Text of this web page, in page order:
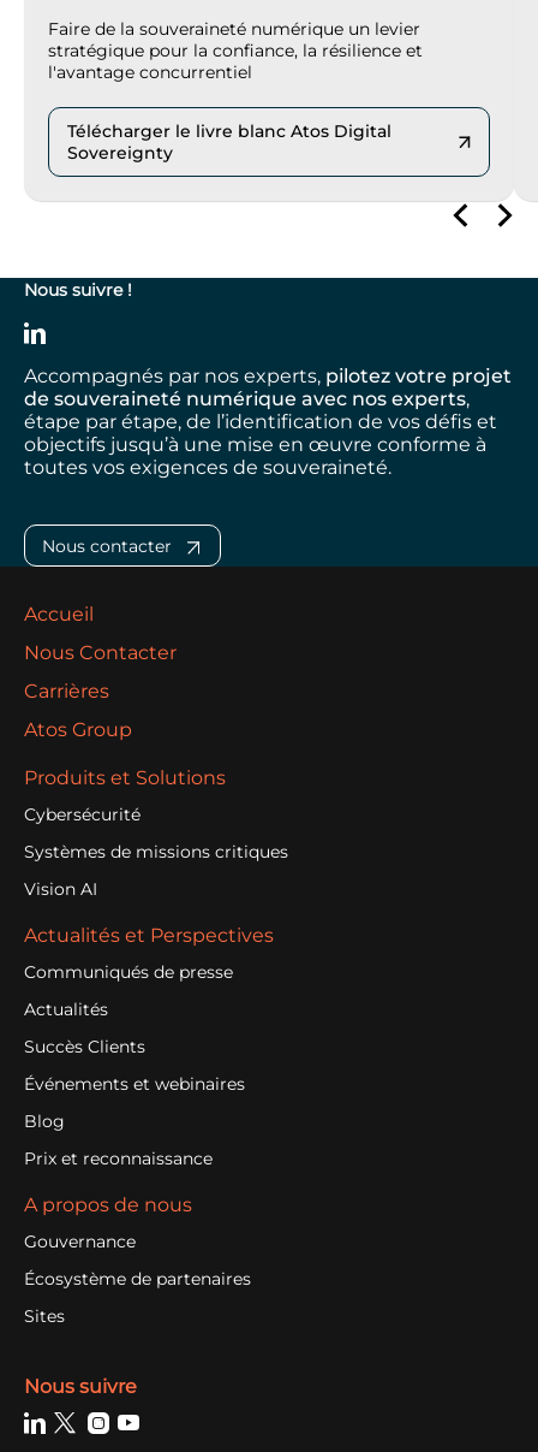
Faire de la souveraineté numérique un levier
stratégique pour la confiance, la résilience et
l'avantage concurrentiel
Télécharger le livre blanc Atos Digital
Sovereignty
Nous suivre !
Accompagnés par nos experts, pilotez votre projet
de souveraineté numérique avec nos experts,
étape par étape, de l’identification de vos défis et
objectifs jusqu’à une mise en œuvre conforme à
toutes vos exigences de souveraineté.
Nous contacter
Accueil
Nous Contacter
Carrières
Atos Group
Produits et Solutions
Cybersécurité
Systèmes de missions critiques
Vision AI
Actualités et Perspectives
Communiqués de presse
Actualités
Succès Clients
Événements et webinaires
Blog
Prix et reconnaissance
A propos de nous
Gouvernance
Écosystème de partenaires
Sites
Nous suivre